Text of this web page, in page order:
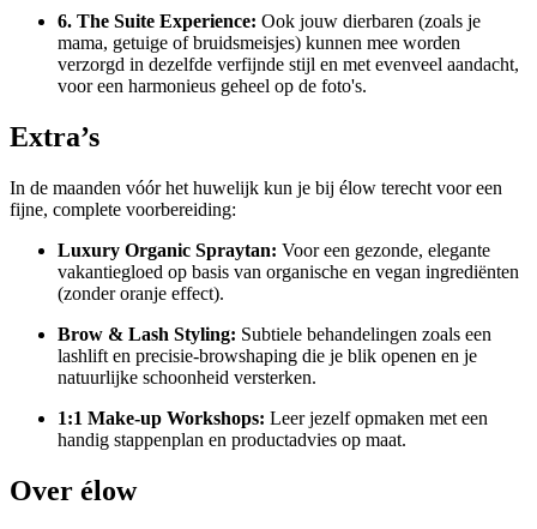
6. The Suite Experience: Ook jouw dierbaren (zoals je
mama, getuige of bruidsmeisjes) kunnen mee worden
verzorgd in dezelfde verfijnde stijl en met evenveel aandacht,
voor een harmonieus geheel op de foto's.
Extra’s
In de maanden vóór het huwelijk kun je bij élow terecht voor een
fijne, complete voorbereiding:
Luxury Organic Spraytan: Voor een gezonde, elegante
vakantiegloed op basis van organische en vegan ingrediënten
(zonder oranje effect).
Brow & Lash Styling: Subtiele behandelingen zoals een
lashlift en precisie-browshaping die je blik openen en je
natuurlijke schoonheid versterken.
1:1 Make-up Workshops: Leer jezelf opmaken met een
handig stappenplan en productadvies op maat.
Over élow